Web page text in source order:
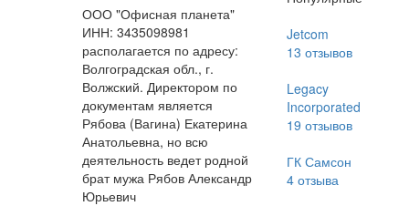
ООО "Офисная планета"
ИНН: 3435098981
располагается по адресу:
Волгоградская обл., г.
Волжский. Директором по
документам является
Рябова (Вагина) Екатерина
Анатольевна, но всю
деятельность ведет родной
брат мужа Рябов Александр
Юрьевич
Jetcom
13 отзывов
Legacy
Incorporated
19 отзывов
ГК Самсон
4отзыва